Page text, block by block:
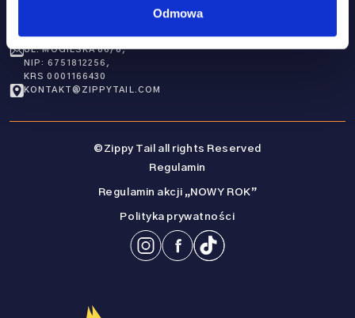
Odmowa
31-546 KRAKÓW,
UL. MOGILSKA 86/8,
NIP: 6751812256,
KRS 0001166430
KONTAKT@ZIPPYTAIL.COM
©Zippy Tail all rights Reserved
Regulamin
Regulamin akcji „NOWY ROK”
Polityka prywatności